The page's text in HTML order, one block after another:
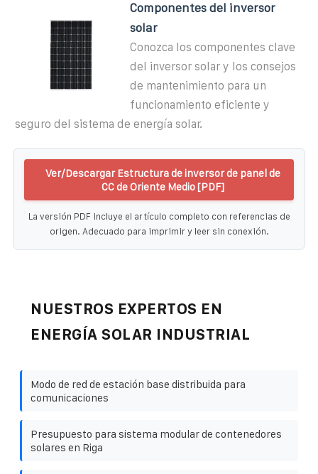
Componentes del inversor
solar
Conozca los componentes clave
del inversor solar y los consejos
de mantenimiento para un
funcionamiento eficiente y
seguro del sistema de energía solar.
Ver/Descargar Estructura de inversor de panel de
CC de Oriente Medio [PDF]
La versión PDF incluye el artículo completo con referencias de
origen. Adecuado para imprimir y leer sin conexión.
NUESTROS EXPERTOS EN
ENERGÍA SOLAR INDUSTRIAL
Modo de red de estación base distribuida para
comunicaciones
Presupuesto para sistema modular de contenedores
solares en Riga